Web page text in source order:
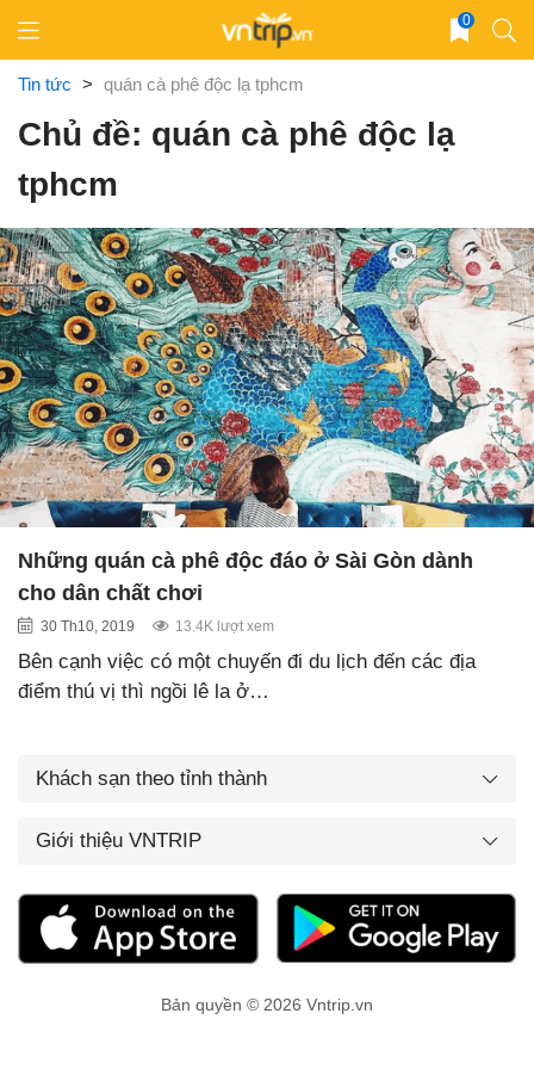
content
0
Tin tức > quán cà phê độc lạ tphcm
Chủ đề: quán cà phê độc lạ
tphcm
Những quán cà phê độc đáo ở Sài Gòn dành
cho dân chất chơi
30 Th10, 2019 13.4K lượt xem
Bên cạnh việc có một chuyến đi du lịch đến các địa
điểm thú vị thì ngồi lê la ở…
Khách sạn theo tỉnh thành
Giới thiệu VNTRIP
Bản quyền © 2026 Vntrip.vn